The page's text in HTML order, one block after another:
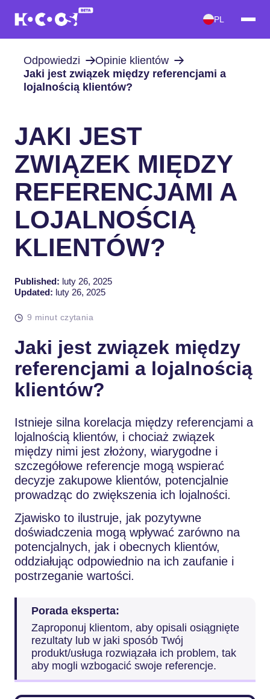
PL
Odpowiedzi
Opinie klientów
Jaki jest związek między referencjami a
lojalnością klientów?
JAKI JEST
ZWIĄZEK MIĘDZY
REFERENCJAMI A
LOJALNOŚCIĄ
KLIENTÓW?
Published: luty 26, 2025
Updated: luty 26, 2025
9 minut czytania
Jaki jest związek między
referencjami a lojalnością
klientów?
Istnieje silna korelacja między referencjami a
lojalnością klientów, i chociaż związek
między nimi jest złożony, wiarygodne i
szczegółowe referencje mogą wspierać
decyzje zakupowe klientów, potencjalnie
prowadząc do zwiększenia ich lojalności.
Zjawisko to ilustruje, jak pozytywne
doświadczenia mogą wpływać zarówno na
potencjalnych, jak i obecnych klientów,
oddziałując odpowiednio na ich zaufanie i
postrzeganie wartości.
Porada eksperta:
Zaproponuj klientom, aby opisali osiągnięte
rezultaty lub w jaki sposób Twój
produkt/usługa rozwiązała ich problem, tak
aby mogli wzbogacić swoje referencje.